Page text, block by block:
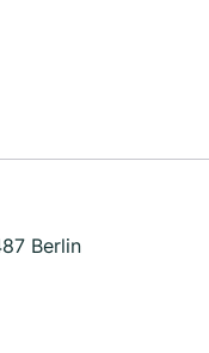
Berlin